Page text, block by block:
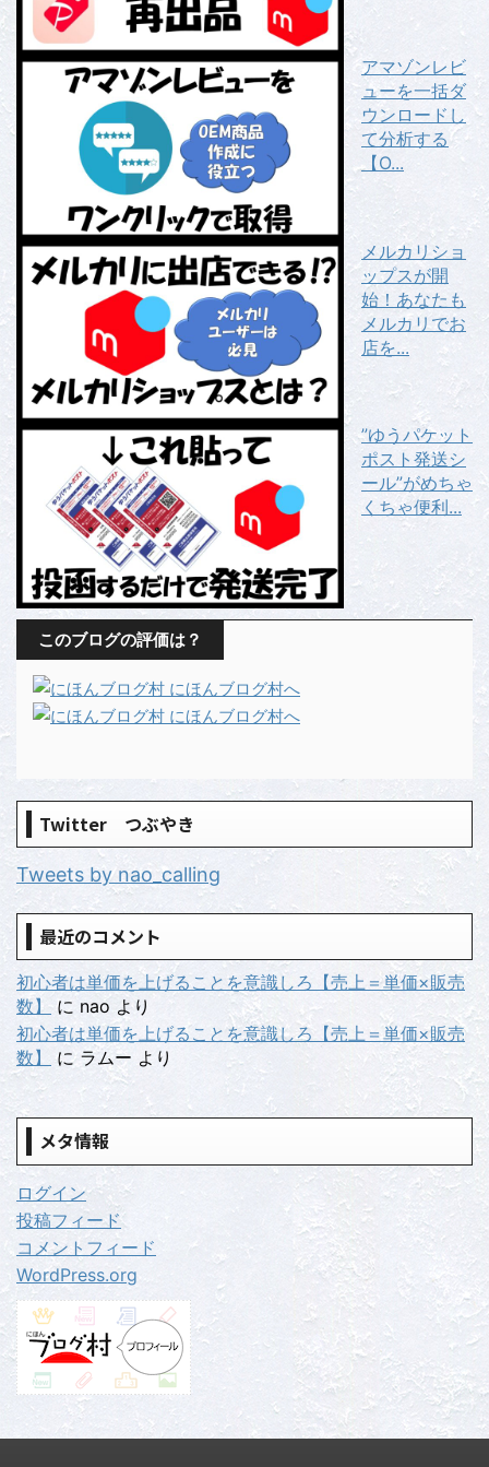
アマゾンレビ
ューを一括ダ
ウンロードし
て分析する
【O...
メルカリショ
ップスが開
始！あなたも
メルカリでお
店を...
”ゆうパケット
ポスト発送シ
ール”がめちゃ
くちゃ便利...
このブログの評価は？
Twitter つぶやき
Tweets by nao_calling
最近のコメント
初心者は単価を上げることを意識しろ【売上＝単価×販売
数】 に nao より
初心者は単価を上げることを意識しろ【売上＝単価×販売
数】
に ラムー より
メタ情報
ログイン
投稿フィード
コメントフィード
WordPress.org